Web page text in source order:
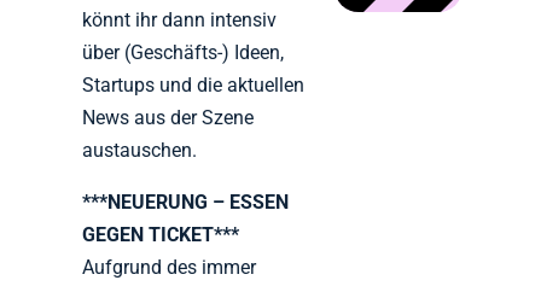
könnt ihr dann intensiv
über (Geschäfts-) Ideen,
Startups und die aktuellen
News aus der Szene
austauschen.
***NEUERUNG – ESSEN
GEGEN TICKET***
Aufgrund des immer